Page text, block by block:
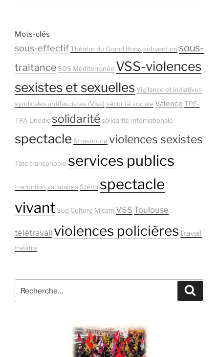
Mots-clés
sous-effectifThéâtre du Grand Rond subvention sous-
traitance SOS Méditerranée VSS-violences
sexistes et sexuelles Vigilance et initiatives
syndicales antifascistes (Visa) sécurité sociale Valence TPE-
TPA Unedicsolidaritésolidarité internationale
spectacle Strasbourgviolences sexistes
Tate transphobie services publics
traduction vacataires Stérin spectacle
vivant Sud Culture Micam VSS Toulouse
télétravail violences policières travail
théâtre
pour